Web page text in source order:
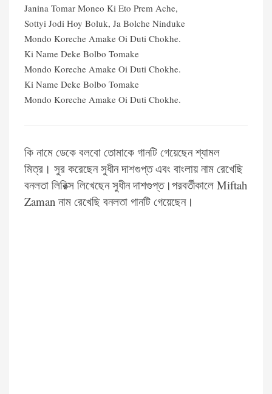
Janina Tomar Moneo Ki Eto Prem Ache,
Sottyi Jodi Hoy Boluk, Ja Bolche Ninduke
Mondo Koreche Amake Oi Duti Chokhe.
Ki Name Deke Bolbo Tomake
Mondo Koreche Amake Oi Duti Chokhe.
Ki Name Deke Bolbo Tomake
Mondo Koreche Amake Oi Duti Chokhe.
কি নামে ডেকে বলবো তোমাকে গানটি গেয়েছেন শ্যামল
মিত্র। সুর করেছেন সুধীন দাশগুপ্ত এবং বাংলায় নাম রেখেছি
বনলতা লিরিক্স লিখেছেন সুধীন দাশগুপ্ত।পরবর্তীকালে Miftah
Zaman নাম রেখেছি বনলতা গানটি গেয়েছেন।